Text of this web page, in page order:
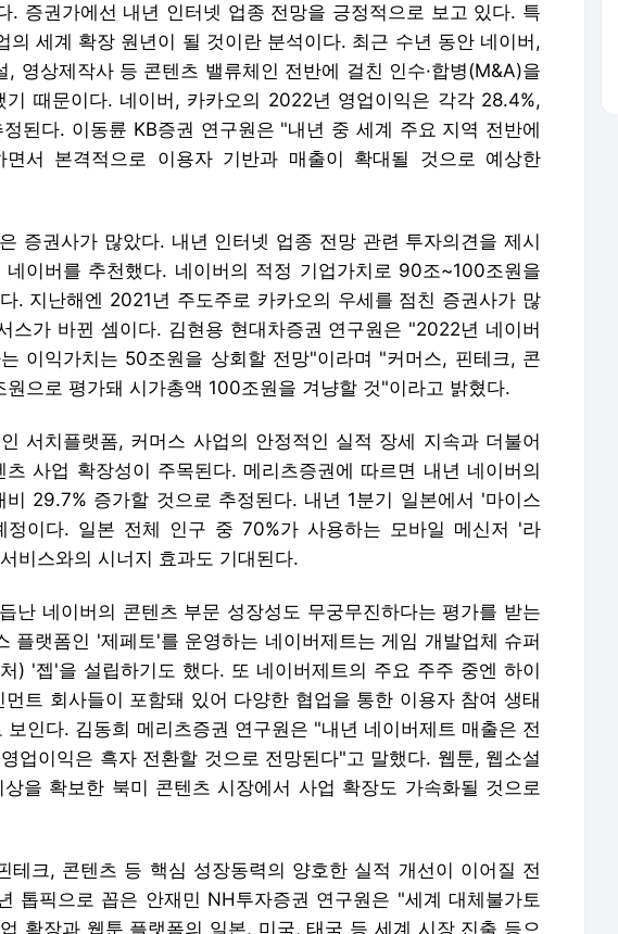
. 증권가에선 내년 인터넷 업종 전망을 긍정적으로 보고 있다. 특
의 세계 확장 원년이 될 것이란 분석이다. 최근 수년 동안 네이버,
, 영상제작사 등 콘텐츠 밸류체인 전반에 걸친 인수·합병(M&A)을
기 때문이다. 네이버, 카카오의 2022년 영업이익은 각각 28.4%,
된다. 이동륜 KB증권 연구원은 "내년 중 세계 주요 지역 전반에
면서 본격적으로 이용자 기반과 매출이 확대될 것으로 예상한
증권사가 많았다. 내년 인터넷 업종 전망 관련 투자의견을 제시
이버를 추천했다. 네이버의 적정 기업가치로 90조~100조원을
. 지난해엔 2021년 주도주로 카카오의 우세를 점친 증권사가 많
스가 바뀐 셈이다. 김현용 현대차증권 연구원은 "2022년 네이버
이익가치는 50조원을 상회할 전망"이라며 "커머스, 핀테크, 콘
으로 평가돼 시가총액 100조원을 겨냥할 것"이라고 밝혔다.
서치플랫폼, 커머스 사업의 안정적인 실적 장세 지속과 더불어
사업 확장성이 주목된다. 메리츠증권에 따르면 내년 네이버의
비 29.7% 증가할 것으로 추정된다. 내년 1분기 일본에서 '마이스
정이다. 일본 전체 인구 중 70%가 사용하는 모바일 메신저 '라
비스와의 시너지 효과도 기대된다.
난 네이버의 콘텐츠 부문 성장성도 무궁무진하다는 평가를 받는
플랫폼인 '제페토'를 운영하는 네이버제트는 게임 개발업체 슈퍼
) '젭'을 설립하기도 했다. 또 네이버제트의 주요 주주 중엔 하이
트 회사들이 포함돼 있어 다양한 협업을 통한 이용자 참여 생태
보인다. 김동희 메리츠증권 연구원은 "내년 네이버제트 매출은 전
업이익은 흑자 전환할 것으로 전망된다"고 말했다. 웹툰, 웹소설
을 확보한 북미 콘텐츠 시장에서 사업 확장도 가속화될 것으로
테크, 콘텐츠 등 핵심 성장동력의 양호한 실적 개선이 이어질 전
톱픽으로 꼽은 안재민 NH투자증권 연구원은 "세계 대체불가토
확장과 웹툰 플랫폼의 일본, 미국, 태국 등 세계 시장 진출 등으